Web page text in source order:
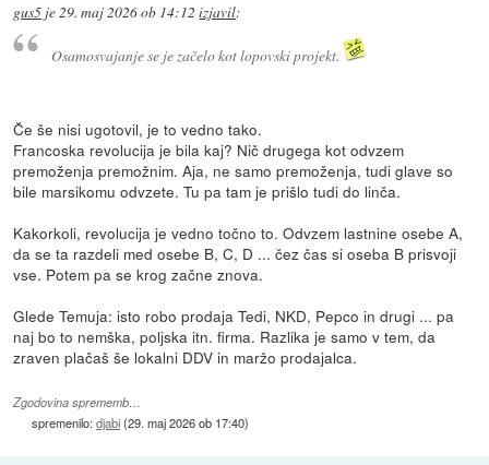
gus5 je 29. maj 2026 ob 14:12 izjavil:
Osamosvajanje se je začelo kot lopovski projekt.
Če še nisi ugotovil, je to vedno tako.
Francoska revolucija je bila kaj? Nič drugega kot odvzem
premoženja premožnim. Aja, ne samo premoženja, tudi glave so
bile marsikomu odvzete. Tu pa tam je prišlo tudi do linča.
Kakorkoli, revolucija je vedno točno to. Odvzem lastnine osebe A,
da se ta razdeli med osebe B, C, D ... čez čas si oseba B prisvoji
vse. Potem pa se krog začne znova.
Glede Temuja: isto robo prodaja Tedi, NKD, Pepco in drugi ... pa
naj bo to nemška, poljska itn. firma. Razlika je samo v tem, da
zraven plačaš še lokalni DDV in maržo prodajalca.
Zgodovina sprememb…
spremenilo:djabi(29. maj 2026 ob 17:40)